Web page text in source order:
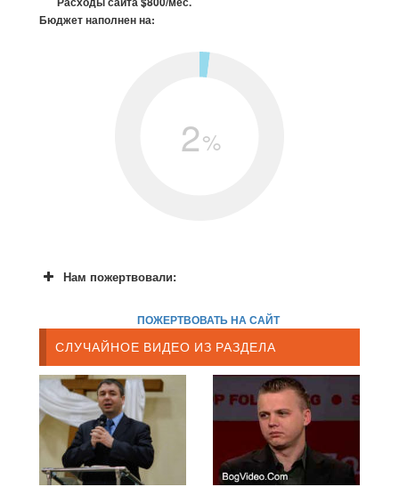
Бюджет наполнен на:
2%
Нам пожертвовали:
ПОЖЕРТВОВАТЬ НА САЙТ
СЛУЧАЙНОЕ ВИДЕО ИЗ РАЗДЕЛА